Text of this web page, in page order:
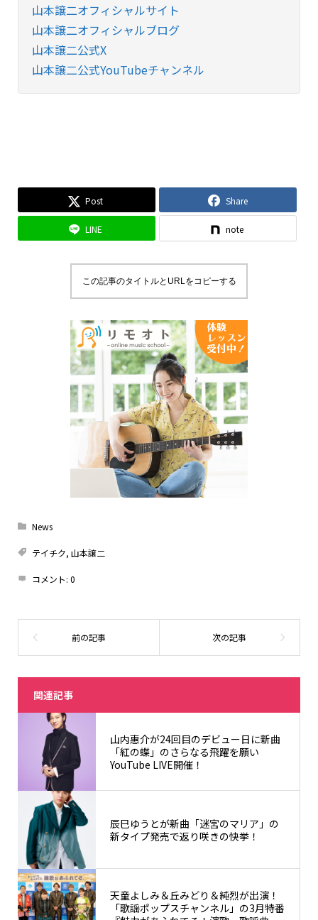
山本譲二オフィシャルサイト
山本譲二オフィシャルブログ
山本譲二公式X
山本譲二公式YouTubeチャンネル
Post Share
LINE note
この記事のタイトルとURLをコピーする
News
テイチク, 山本譲二
コメント: 0
関連記事
山内惠介が24回目のデビュー日に新曲
「紅の蝶」のさらなる飛躍を願い
YouTube LIVE開催！
辰巳ゆうとが新曲「迷宮のマリア」の
新タイプ発売で返り咲きの快挙！
天童よしみ＆丘みどり＆純烈が出演！
「歌謡ポップスチャンネル」の3月特番